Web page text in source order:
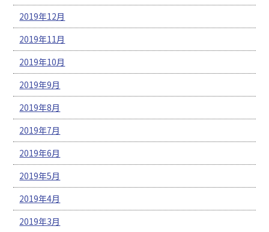
2019年12月
2019年11月
2019年10月
2019年9月
2019年8月
2019年7月
2019年6月
2019年5月
2019年4月
2019年3月